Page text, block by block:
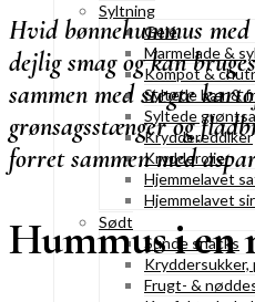
Syltning
Gelé
Marmelade &
Kompot &
Syltede bær &
Syltede
Kryddereddiker
Krydderolier
Hjemmelavet
Hjemmelavet
Sødt
Sunde snacks
Frugt- &
Hvid bønnehummus
dejlig smag og kan
sammen med stegte
grønsagsstænger og
forret sammen med
Hummus i en